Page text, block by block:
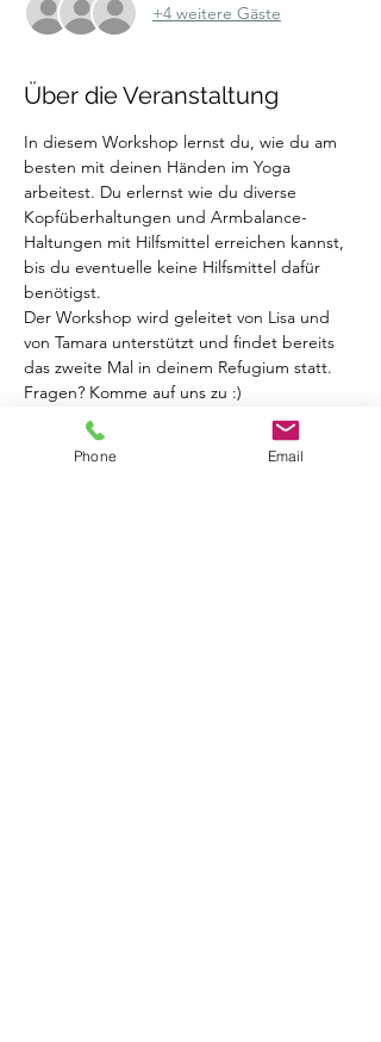
+4 weitere Gäste
Über die Veranstaltung
In diesem Workshop lernst du, wie du am
besten mit deinen Händen im Yoga
arbeitest. Du erlernst wie du diverse
Kopfüberhaltungen und Armbalance-
Haltungen mit Hilfsmittel erreichen kannst,
bis du eventuelle keine Hilfsmittel dafür
benötigst.
Der Workshop wird geleitet von Lisa und
von Tamara unterstützt und findet bereits
das zweite Mal in deinem Refugium statt.
Fragen? Komme auf uns zu :)
Tickets
Phone Email